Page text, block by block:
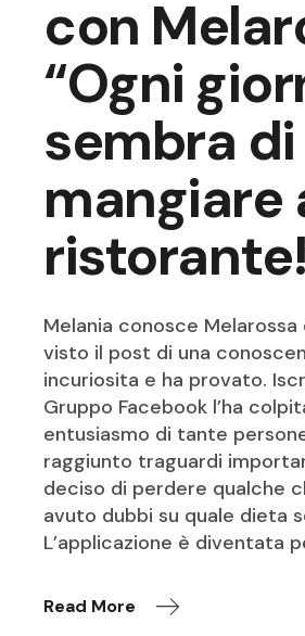
con
“Ogni
sembra di
mangiare
Melania conosce
visto il post di una
incuriosita e ha provato.
Gruppo Facebook l’ha
entusiasmo di tante
raggiunto traguardi
deciso di perdere qualche
avuto dubbi su quale dieta
L’applicazione è diventata
Read More